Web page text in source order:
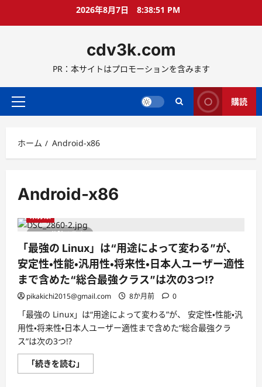
ス
ッ
2026年8月7日 8:38:52 PM
cdv3k.com
PR：本サイトはプロモーションを含みます
メ
メ
ニ
ー
購読
ホーム Android-x86
Android-x86
1 分読み取り
未分類
「最強の Linux」は“用途によって変わる”が、
安定性・性能・汎用性・将来性・日本人ユーザー適性
まで含めた“総合最強クラス”は次の3つ!?
pikakichi2015@gmail.com 8か月前 0
「最強の Linux」は“用途によって変わる”が、 安定性・性能・汎
用性・将来性・日本人ユーザー適性まで含めた“総合最強クラ
ス”は次の3つ!?
「続きを読む」
強